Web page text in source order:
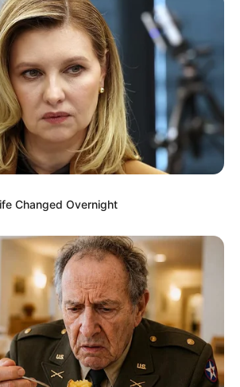
ΕΠΙΚΟΙΝΩΝΙΑ ΟΡΟΙ ΧΡΗΣΗΣ
Changed Overnight